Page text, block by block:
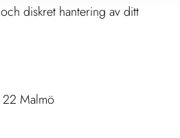
diskret hantering av ditt
22 Malmö